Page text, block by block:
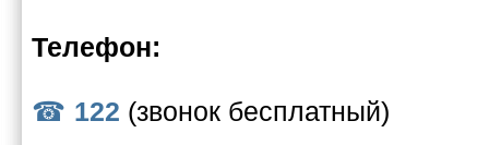
Телефон:
122 (звонок бесплатный)